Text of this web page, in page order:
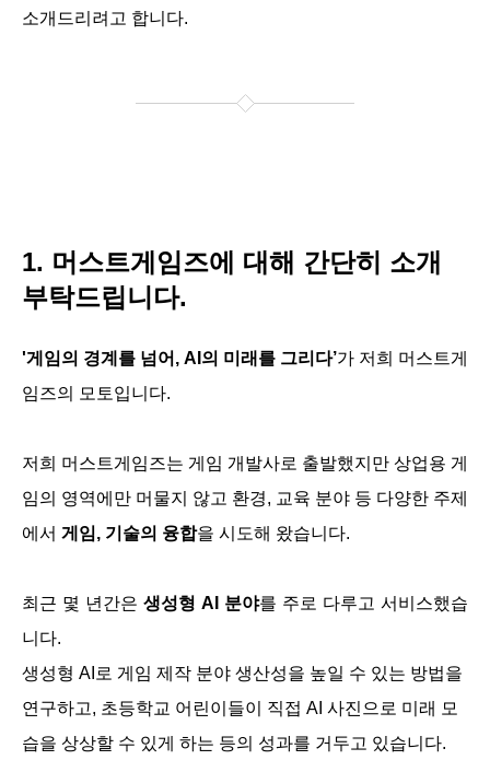
소개드리려고 합니다.
1. 머스트게임즈에 대해 간단히 소개
부탁드립니다.
'게임의 경계를 넘어, AI의 미래를 그리다’가 저희 머스트게
임즈의 모토입니다.
저희 머스트게임즈는 게임 개발사로 출발했지만 상업용 게
임의 영역에만 머물지 않고 환경, 교육 분야 등 다양한 주제
에서 게임, 기술의 융합을 시도해 왔습니다.
최근 몇 년간은 생성형 AI 분야를 주로 다루고 서비스했습
니다.
생성형 AI로 게임 제작 분야 생산성을 높일 수 있는 방법을
연구하고, 초등학교 어린이들이 직접 AI 사진으로 미래 모
습을 상상할 수 있게 하는 등의 성과를 거두고 있습니다.